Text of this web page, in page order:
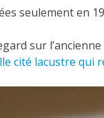
seulement en
sur
cité lacustre qui